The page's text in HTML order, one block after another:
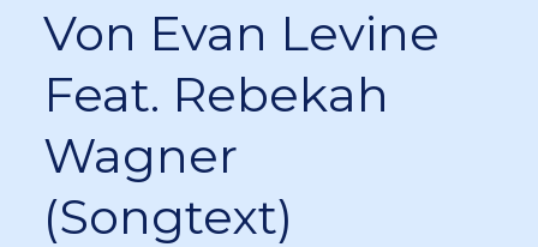
Von Evan Levine
Feat. Rebekah
Wagner
(Songtext)